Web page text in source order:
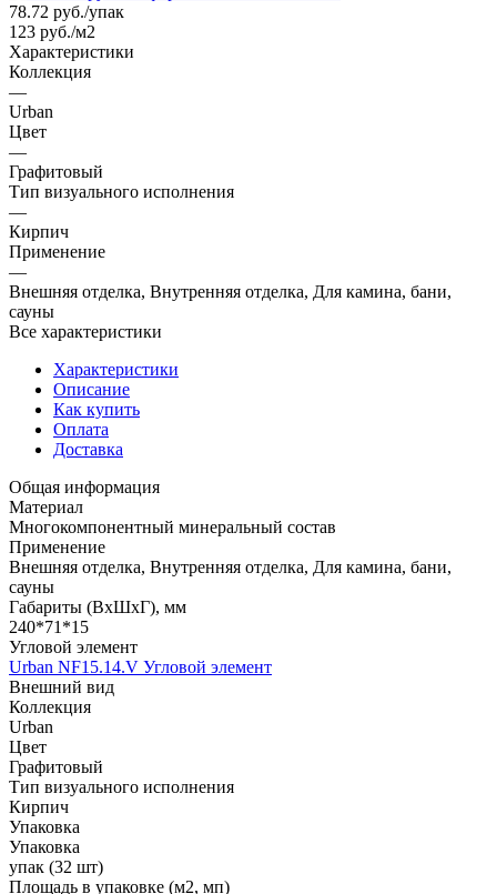
78.72 руб./упак
123 руб./м2
Характеристики
Коллекция
—
Urban
Цвет
—
Графитовый
Тип визуального исполнения
—
Кирпич
Применение
—
Внешняя отделка, Внутренняя отделка, Для камина, бани,
сауны
Все характеристики
Характеристики
Описание
Как купить
Оплата
Доставка
Общая информация
Материал
Многокомпонентный минеральный состав
Применение
Внешняя отделка, Внутренняя отделка, Для камина, бани,
сауны
Габариты (ВхШхГ), мм
240*71*15
Угловой элемент
Urban NF15.14.V Угловой элемент
Внешний вид
Коллекция
Urban
Цвет
Графитовый
Тип визуального исполнения
Кирпич
Упаковка
Упаковка
упак (32 шт)
Площадь в упаковке (м2, мп)